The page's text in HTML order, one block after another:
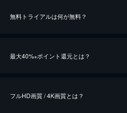
無料トライアルは何が無料？
最大40%※ポイント還元とは？
フルHD画質 / 4K画質とは？